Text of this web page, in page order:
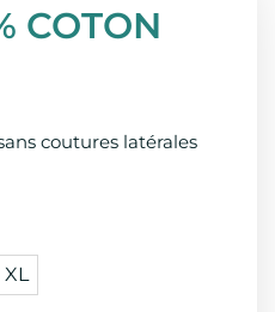
COTON
coutures latérales
XL